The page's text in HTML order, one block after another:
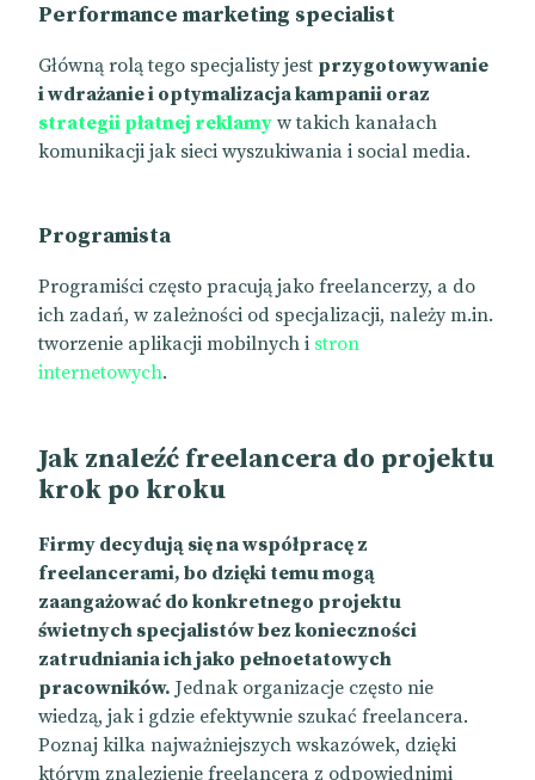
Performance marketing specialist
Główną rolą tego specjalisty jest przygotowywanie
i wdrażanie i optymalizacja kampanii oraz
strategii płatnej reklamy w takich kanałach
komunikacji jak sieci wyszukiwania i social media.
Programista
Programiści często pracują jako freelancerzy, a do
ich zadań, w zależności od specjalizacji, należy m.in.
tworzenie aplikacji mobilnych i stron
internetowych.
Jak znaleźć freelancera do projektu
krok po kroku
Firmy decydują się na współpracę z
freelancerami, bo dzięki temu mogą
zaangażować do konkretnego projektu
świetnych specjalistów bez konieczności
zatrudniania ich jako pełnoetatowych
pracowników. Jednak organizacje często nie
wiedzą, jak i gdzie efektywnie szukać freelancera.
Poznaj kilka najważniejszych wskazówek, dzięki
którym znalezienie freelancera z odpowiednimi